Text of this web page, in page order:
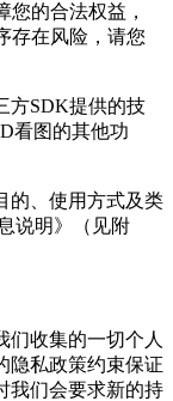
的合法权益，
存在风险，请您
方SDK提供的技
看图的其他功
的、使用方式及类
说明》（见附
们收集的一切个人
隐私政策约束保证
我们会要求新的持